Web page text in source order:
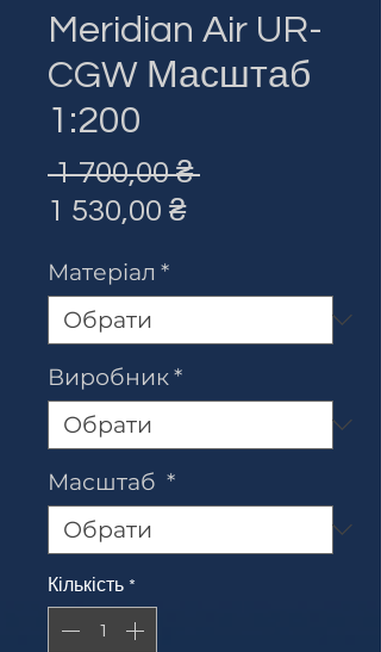
Meridian Air UR-
CGW Масштаб
1:200
1 700,00 ₴ Звичайна
1 530,00 ₴За
Матеріал *
Виробник*
Масштаб *
Кількість *